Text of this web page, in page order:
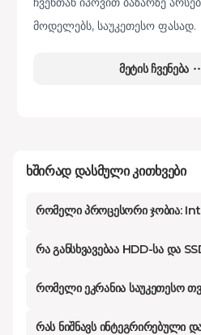
მოდელებს, საუკეთესო ფასად.
მრავალმხრივი ტექნოლოგიის
Kontakt.ge-ს არჩევანი მიზნად
გაუმჯობესებას. ჩვენ
ნოუთბუქებს. პრემიუმ კლასით
ბიუჯეტური კლასით
მეტის ჩვენება
ხშირად დასმული კითხვები
რომელი პროცესორი ჯობია:
რა განსხვავებაა HDD-სა და
რომელი ეკრანია საუკეთესო
რას ნიშნავს ინტეგრირებული